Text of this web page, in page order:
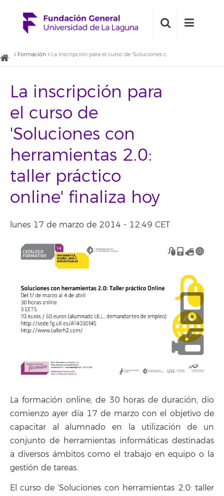
Formación La inscripción para el curso de 'Soluciones con herramientas 2.0: taller práctico online' finaliza hoy
La inscripción para
el curso de
'Soluciones con
herramientas 2.0:
taller práctico
online' finaliza hoy
lunes 17 de marzo de 2014 - 12:49 CET
La formación online, de 30 horas de duración, dio
comienzo ayer día 17 de marzo con el objetivo de
capacitar al alumnado en la utilización de un
conjunto de herramientas informáticas destinadas
a diversos ámbitos como el trabajo en equipo o la
gestión de tareas.
El curso de ‘Soluciones con herramientas 2.0: taller